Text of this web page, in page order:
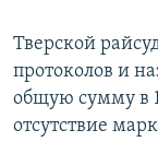
Тверской
протоколов и
общую сумму в
отсутствие